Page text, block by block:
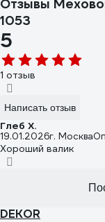
Отзывы
1053
5
1 отзыв
Написать отзыв
Глеб Х.
19.01.2026г. Москва
Хороший валик
DEKOR